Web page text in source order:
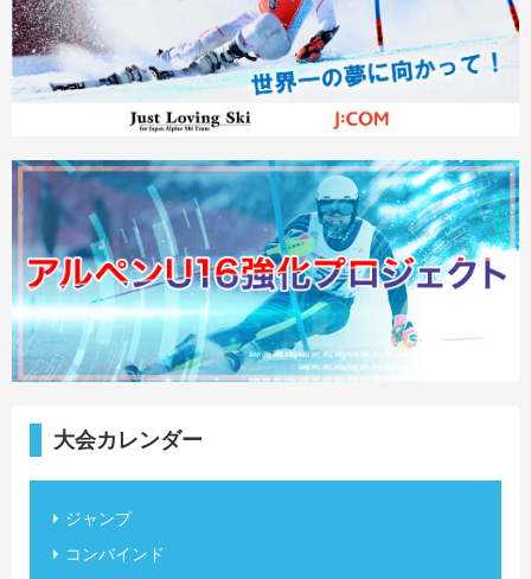
大会カレンダー
ジャンプ
コンバインド